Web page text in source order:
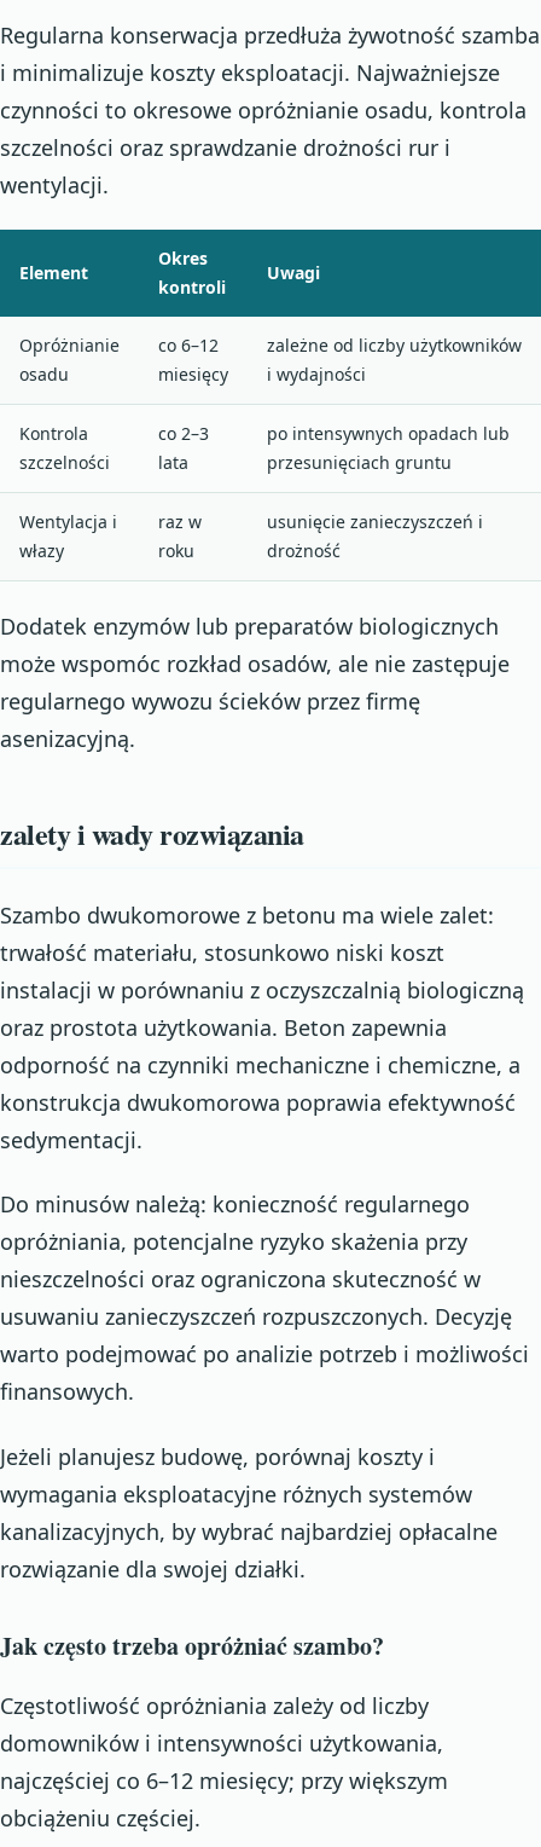
Regularna konserwacja przedłuża żywotność szamba
i minimalizuje koszty eksploatacji. Najważniejsze
czynności to okresowe opróżnianie osadu, kontrola
szczelności oraz sprawdzanie drożności rur i
wentylacji.
Element
Okres
kontroli
Uwagi
Opróżnianie
osadu
co 6–12
miesięcy
zależne od liczby użytkowników
i wydajności
Kontrola
szczelności
co 2–3
lata
po intensywnych opadach lub
przesunięciach gruntu
Wentylacja i
włazy
raz w
roku
usunięcie zanieczyszczeń i
drożność
Dodatek enzymów lub preparatów biologicznych
może wspomóc rozkład osadów, ale nie zastępuje
regularnego wywozu ścieków przez firmę
asenizacyjną.
zalety i wady rozwiązania
Szambo dwukomorowe z betonu ma wiele zalet:
trwałość materiału, stosunkowo niski koszt
instalacji w porównaniu z oczyszczalnią biologiczną
oraz prostota użytkowania. Beton zapewnia
odporność na czynniki mechaniczne i chemiczne, a
konstrukcja dwukomorowa poprawia efektywność
sedymentacji.
Do minusów należą: konieczność regularnego
opróżniania, potencjalne ryzyko skażenia przy
nieszczelności oraz ograniczona skuteczność w
usuwaniu zanieczyszczeń rozpuszczonych. Decyzję
warto podejmować po analizie potrzeb i możliwości
finansowych.
Jeżeli planujesz budowę, porównaj koszty i
wymagania eksploatacyjne różnych systemów
kanalizacyjnych, by wybrać najbardziej opłacalne
rozwiązanie dla swojej działki.
Jak często trzeba opróżniać szambo?
Częstotliwość opróżniania zależy od liczby
domowników i intensywności użytkowania,
najczęściej co 6–12 miesięcy; przy większym
obciążeniu częściej.